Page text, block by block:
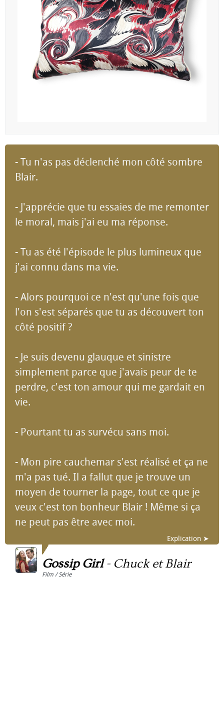
- Tu n'as pas déclenché mon côté sombre
Blair.
- J'apprécie que tu essaies de me remonter
le moral, mais j'ai eu ma réponse.
- Tu as été l'épisode le plus lumineux que
j'ai connu dans ma vie.
- Alors pourquoi ce n'est qu'une fois que
l'on s'est séparés que tu as découvert ton
côté positif ?
- Je suis devenu glauque et sinistre
simplement parce que j'avais peur de te
perdre, c'est ton amour qui me gardait en
vie.
- Pourtant tu as survécu sans moi.
- Mon pire cauchemar s'est réalisé et ça ne
m'a pas tué. Il a fallut que je trouve un
moyen de tourner la page, tout ce que je
veux c'est ton bonheur Blair ! Même si ça
ne peut pas être avec moi.
Explication ➤
Gossip Girl- Chuck et Blair
Film / Série